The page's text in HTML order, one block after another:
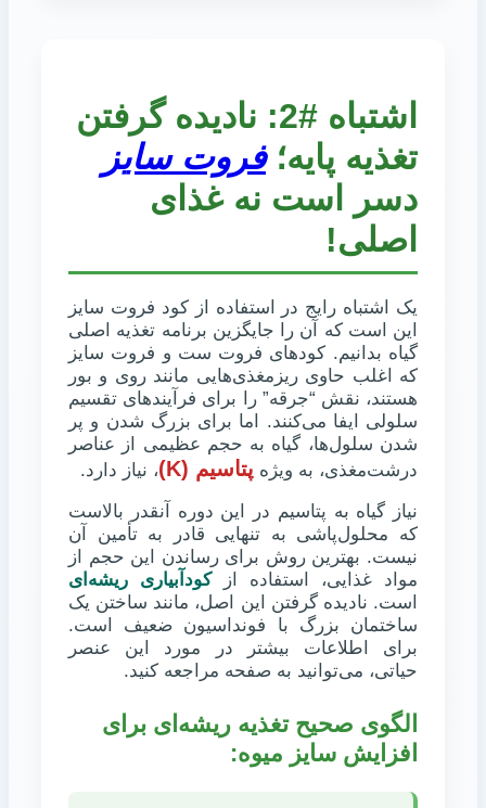
اشتباه #2: نادیده گرفتن
تغذیه پایه؛فروت سایز
دسر است نه غذای
اصلی!
یک اشتباه رایج در استفاده از کود فروت سایز
این است که آن را جایگزین برنامه تغذیه اصلی
گیاه بدانیم. کودهای فروت ست و فروت سایز
که اغلب حاوی ریزمغذی‌هایی مانند روی و بور
هستند، نقش “جرقه” را برای فرآیندهای تقسیم
سلولی ایفا می‌کنند. اما برای بزرگ شدن و پر
شدن سلول‌ها، گیاه به حجم عظیمی از عناصر
درشت‌مغذی، به ویژهپتاسیم (K)
، نیاز دارد.
نیاز گیاه به پتاسیم در این دوره آنقدر بالاست
که محلول‌پاشی به تنهایی قادر به تأمین آن
نیست. بهترین روش برای رساندن این حجم از
مواد غذایی، استفاده از کودآبیاری ریشه‌ای
است. نادیده گرفتن این اصل، مانند ساختن یک
ساختمان بزرگ با فونداسیون ضعیف است.
برای اطلاعات بیشتر در مورد این عنصر
حیاتی، می‌توانید به صفحه مراجعه کنید.
الگوی صحیح تغذیه ریشه‌ای برای
افزایش سایز میوه: